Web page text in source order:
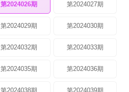
第2024026期 第2024027期
第2024029期 第2024030期
第2024032期 第2024033期
第2024035期 第2024036期
第2024038期 第2024039期